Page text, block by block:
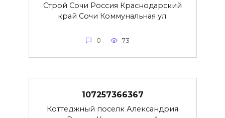
Строй Сочи Россия Краснодарский
край Сочи Коммунальная ул.
0 73
107257366367
Коттеджный поселк Александрия